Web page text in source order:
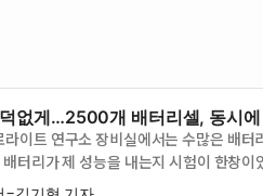
없게…2500개 배터리셀, 동시에
이트 연구소 장비실에서는 수많은 배
터리가 제 성능을 내는지 시험이 한창